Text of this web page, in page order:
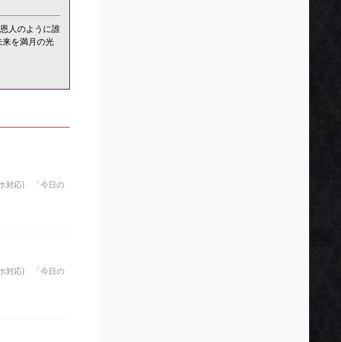
人のように誰
を満月の光
ホ対応) 「今日の
ホ対応) 「今日の